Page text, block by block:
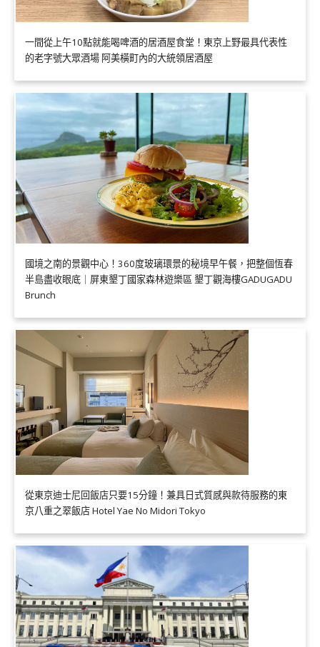
一間從上午10點就能喝啤酒的居酒屋食堂！東京上野最具代表性
的老字號大眾酒場 阿美橫町內的大統領居酒屋
國境之南的景觀中心！360度玻璃環景的秘境早午餐，把整個恆春
半島盡收眼底｜屏東墾丁國家森林遊樂區 墾丁觀海樓GADUGADU
Brunch
從東京迪士尼回飯店只要15分鐘！兼具日式質感與款待服務的東
京八重之翠飯店 Hotel Yae No Midori Tokyo